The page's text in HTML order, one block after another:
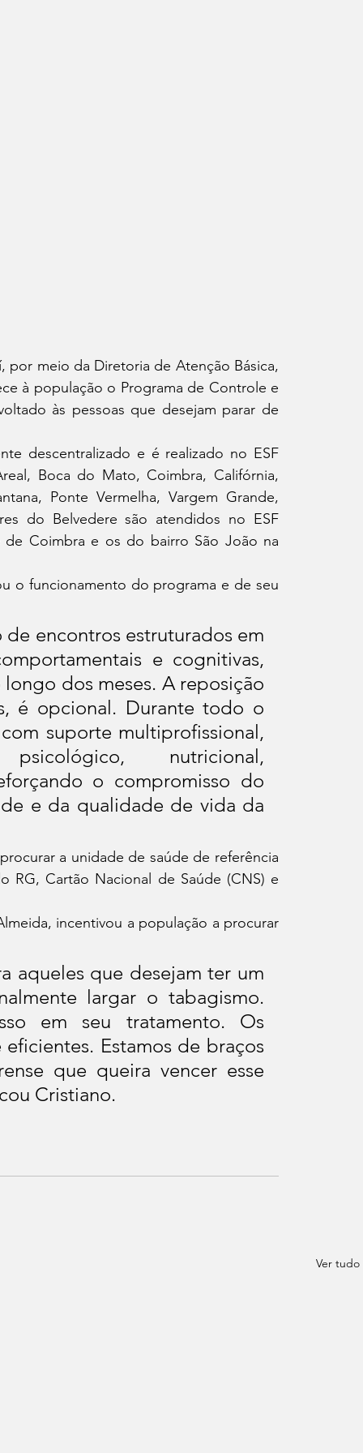
por meio da Diretoria de Atenção Básica,
à população o Programa de Controle e
às pessoas que desejam parar de
descentralizado e é realizado no ESF
Boca do Mato, Coimbra, Califórnia,
Ponte Vermelha, Vargem Grande,
do Belvedere são atendidos no ESF
Coimbra e os do bairro São João na
o funcionamento do programa e de seu
encontros estruturados em
e cognitivas,
dos meses. A reposição
é opcional. Durante todo o
suporte multiprofissional,
nutricional,
o compromisso do
e da qualidade de vida da
a unidade de saúde de referência
RG, Cartão Nacional de Saúde (CNS) e
incentivou a população a procurar
aqueles que desejam ter um
largar o tabagismo.
em seu tratamento. Os
Estamos de braços
que queira vencer esse
Cristiano.
Ver tudo